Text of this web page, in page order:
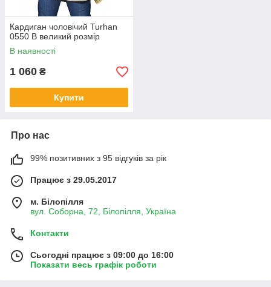
Кардиган чоловічий Turhan
0550 B великий розмір
В наявності
1 060 ₴
Купити
Про нас
99% позитивних з 95 відгуків за рік
Працює з 29.05.2017
м. Білопілля
вул. Соборна, 72, Білопілля, Україна
Контакти
Сьогодні працює з 09:00 до 16:00
Показати весь графік роботи